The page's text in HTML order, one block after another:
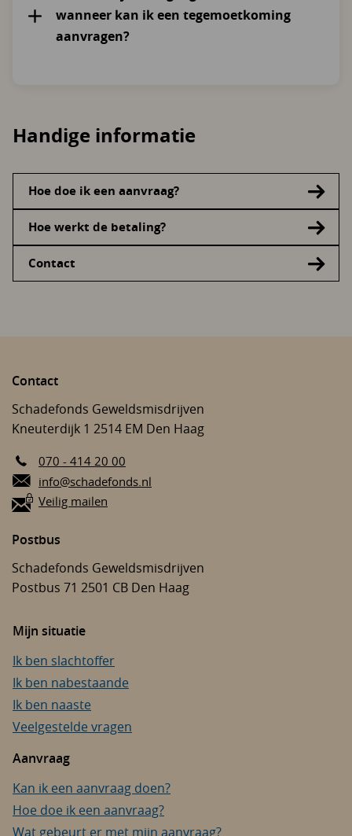
wanneer kan ik een tegemoetkoming
aanvragen?
Handige informatie
Hoe doe ik een aanvraag?
Hoe werkt de betaling?
Contact
Contact
Schadefonds Geweldsmisdrijven
Kneuterdijk 1 2514 EM Den Haag
070 - 414 20 00
E-mail:
info@schadefonds.nl
Veilig mailen
Postbus
Schadefonds Geweldsmisdrijven
Postbus 71 2501 CB Den Haag
Mijn situatie
Ik ben slachtoffer
Ik ben nabestaande
Ik ben naaste
Veelgestelde vragen
Aanvraag
Kan ik een aanvraag doen?
Hoe doe ik een aanvraag?
Wat gebeurt er met mijn aanvraag?